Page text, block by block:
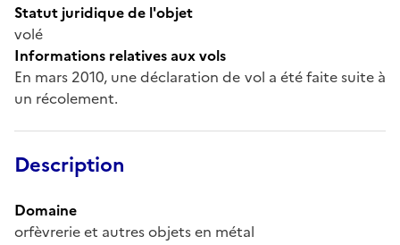
Statut juridique de l'objet
volé
Informations relatives aux vols
En mars 2010, une déclaration de vol a été faite suite à
un récolement.
Description
Domaine
orfèvrerie et autres objets en métal